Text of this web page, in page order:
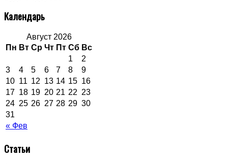
Календарь
Август 2026
Пн Вт Ср Чт Пт Сб Вс
« Фев
1
2
3
4 5 6 7 8
9
10 11 12 13 14 15 16
17 18 19 20 21 22 23
24 25 26 27 28 29 30
31
Статьи